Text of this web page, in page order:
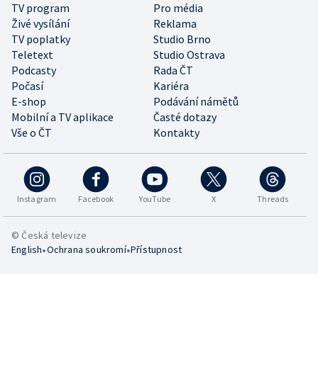
TV program
Pro média
Živé vysílání
Reklama
TV poplatky
Studio Brno
Teletext
Studio Ostrava
Podcasty
Rada ČT
Počasí
Kariéra
E-shop
Podávání námětů
Mobilní a TV aplikace
Časté dotazy
Vše o ČT
Kontakty
Instagram Facebook YouTube X Threads
© Česká televize
English•Ochrana soukromí•Přístupnost